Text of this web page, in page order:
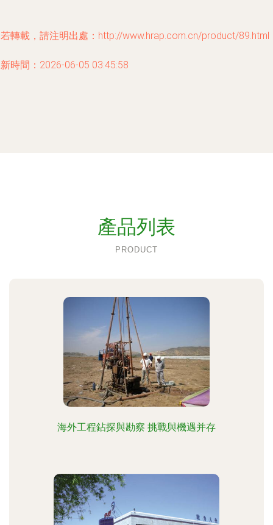
轉載，請注明出處：http://www.hrap.com.cn/product/89.html
時間：2026-06-05 03:45:58
產品列表
PRODUCT
海外工程鉆探與勘察 挑戰與機遇并存